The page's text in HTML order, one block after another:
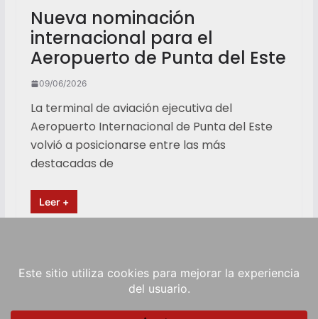
Nueva nominación
internacional para el
Aeropuerto de Punta del Este
09/06/2026
La terminal de aviación ejecutiva del
Aeropuerto Internacional de Punta del Este
volvió a posicionarse entre las más
destacadas de
Leer +